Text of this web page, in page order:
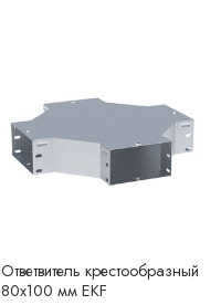
Ответвитель крестообразный
80х100 мм EKF